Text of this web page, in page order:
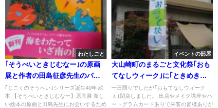
わたしごと
｢そうべいときじむなー｣の原画
展と作者の田島征彦先生のパー
ティに行きました❗
｢じごくのそうべい｣シリーズ誕生40年 絵
本 【そうべいときじむなー】原画展 新し
い絵本の原画と田島先生にお会いするため
イベントの部屋
大山崎町のまるごと文化祭｢おも
てなしウィーク｣に｢ときめきク
ラブ｣として出店しました💕
一日限りでしたが｢おもてなしウィーク
🚶｣閉店しました。 出店やメイク講座やハ
ートグラムカードありで来客の皆様ありが